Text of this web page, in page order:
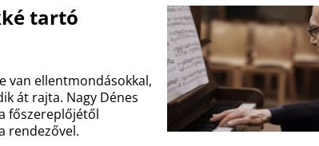
tartó
van ellentmondásokkal,
át rajta. Nagy Dénes
főszereplőjétől
rendezővel.